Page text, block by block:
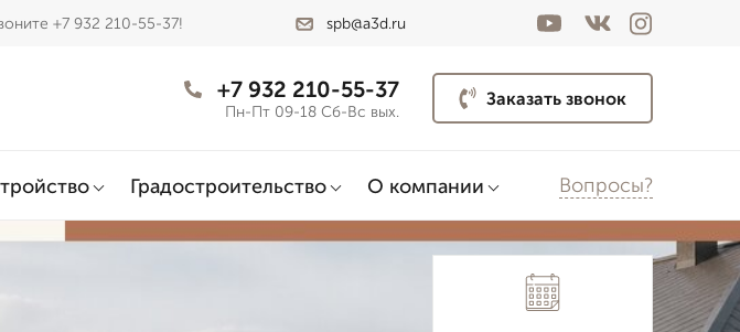
+7 932 210-55-37! spb@a3d.ru
+7 932 210-55-37
Пн-Пт 09-18 Сб-Вс вых.
Заказать звонок
Градостроительство О компании Вопросы?